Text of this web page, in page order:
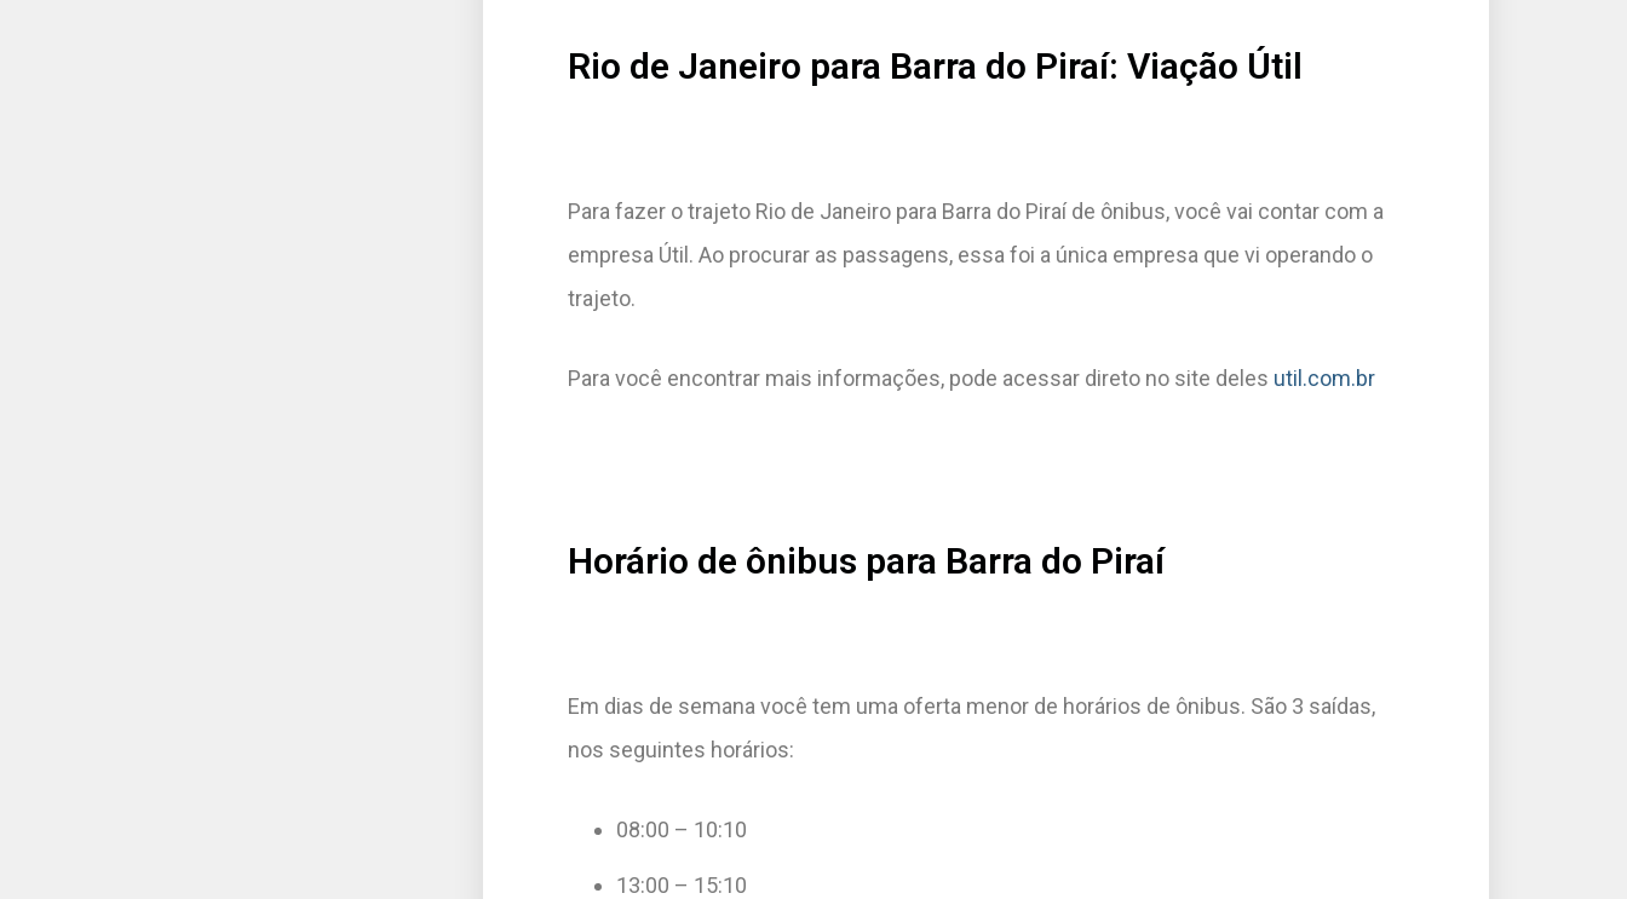
Rio de Janeiro para Barra do Piraí: Viação Útil
Para fazer o trajeto Rio de Janeiro para Barra do Piraí de ônibus, você vai contar com a
empresa Útil. Ao procurar as passagens, essa foi a única empresa que vi operando o
trajeto.
Para você encontrar mais informações, pode acessar direto no site deles util.com.br
Horário de ônibus para Barra do Piraí
Em dias de semana você tem uma oferta menor de horários de ônibus. São 3 saídas,
nos seguintes horários:
08:00 – 10:10
13:00 – 15:10